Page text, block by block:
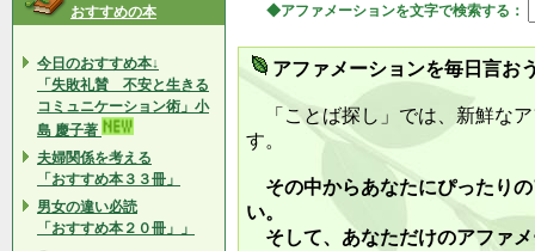
おすすめの本
今日のおすすめ本↓
「失敗礼賛 不安と生きる
コミュニケーション術」小
島 慶子著
夫婦関係を考える
「おすすめ本３３冊」
男女の違い必読
「おすすめ本２０冊」」
◆アファメーションを文字で検索する：
アファメーションを毎日言お
「ことば探し」では、新鮮な
す。
その中からあなたにぴったり
い。
そして、あなただけのアファ